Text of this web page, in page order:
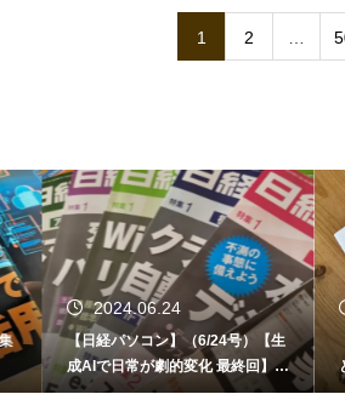
1 2
2024.06.24
【日経パソコン】（6/24号）【生
成AIで日常が劇的変化 最終回】 A
【書
ど！